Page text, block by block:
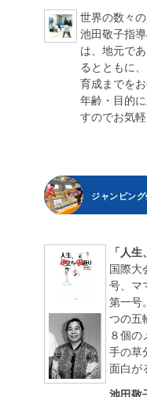
世界の数々
池田敬子指
は、地元で
るとともに
育成までを
年齢・目的
すのでお気
ジャンピン
「人
国際大
号、マ
第一号
つの五
８個の
手の草
面白が